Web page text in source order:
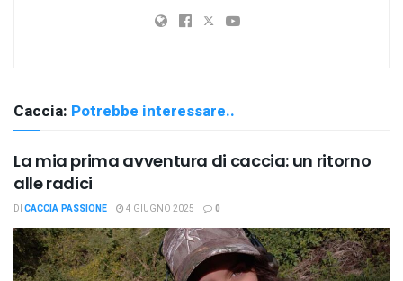
Caccia: Potrebbe interessare..
La mia prima avventura di caccia: un ritorno
alle radici
DI CACCIA PASSIONE 4 GIUGNO 2025 0